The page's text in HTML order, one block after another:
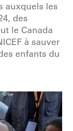
auxquels les
des
le Canada
à sauver
enfants du